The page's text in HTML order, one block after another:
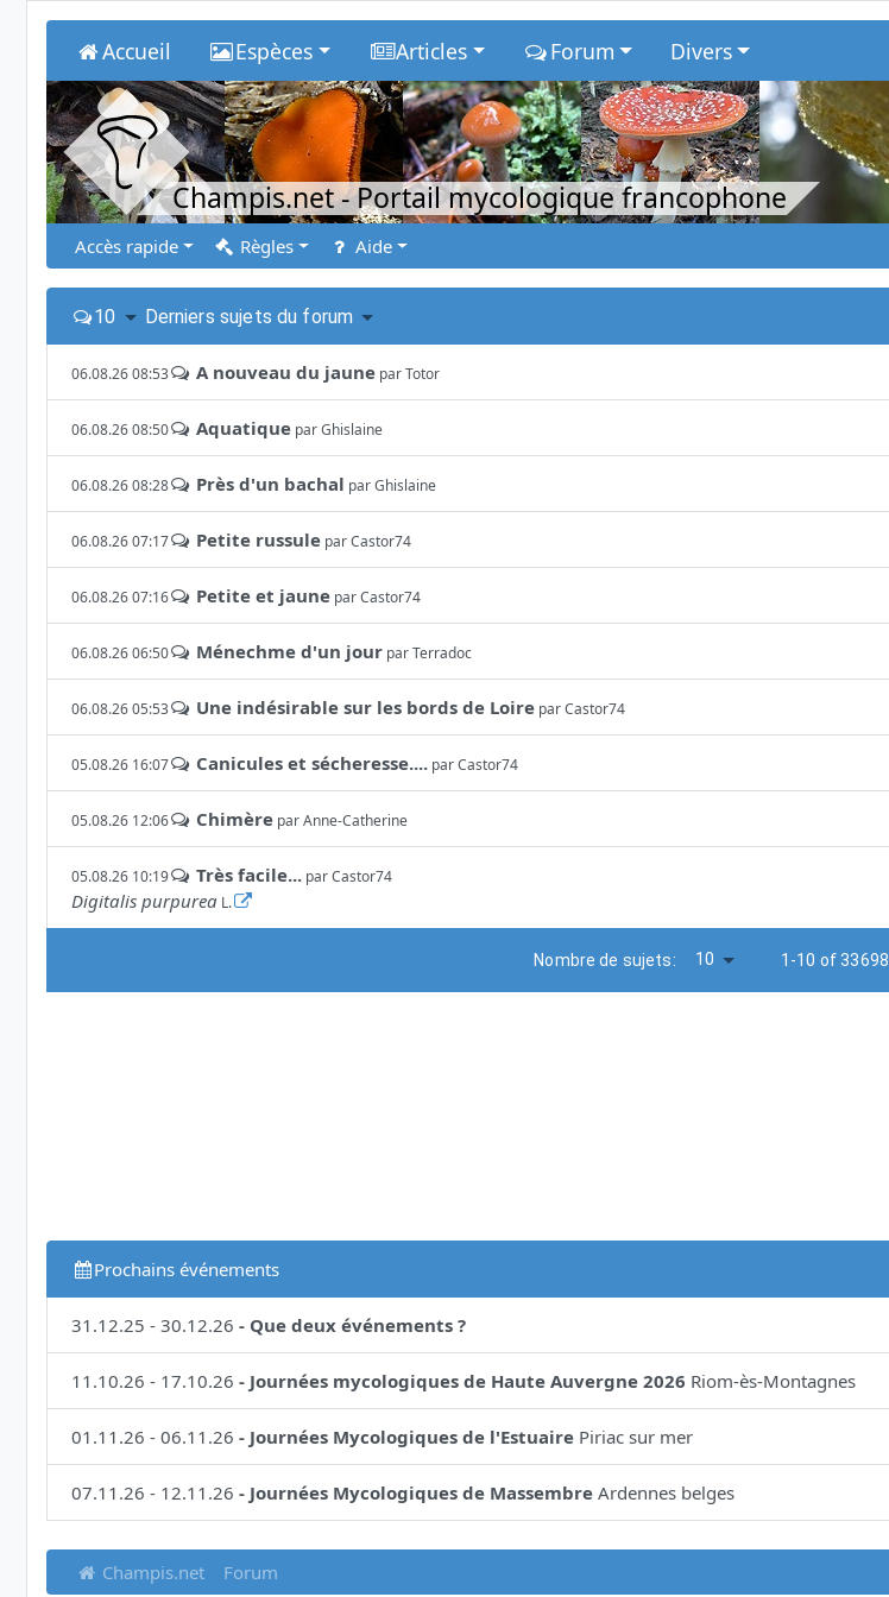
Accueil Espèces Articles Forum Divers
Champis.net- Portail mycologique francophone
Accès rapide Règles Aide
10 Derniers sujets du forum
06.08.26 08:53 A nouveau du jaune parTotor
06.08.26 08:50 Aquatique parGhislaine
06.08.26 08:28 Près d'un bachal parGhislaine
06.08.26 07:17 Petite russule parCastor74
06.08.26 07:16 Petite et jaune parCastor74
06.08.26 06:50 Ménechme d'un jour parTerradoc
06.08.26 05:53 Une indésirable sur les bords de Loire parCastor74
05.08.26 16:07 Canicules et sécheresse.... parCastor74
05.08.26 12:06 Chimère parAnne-Catherine
05.08.26 10:19 Très facile... parCastor74
Digitalis purpurea L.
Nombre de sujets: 10 1-10 of 33698
Prochains événements
31.12.25 - 30.12.26 - Que deux événements ?
11.10.26 - 17.10.26 - Journées mycologiques de Haute Auvergne 2026 Riom-ès-Montagnes
01.11.26 - 06.11.26 - Journées Mycologiques de l'Estuaire Piriac sur mer
07.11.26 - 12.11.26 - Journées Mycologiques de Massembre Ardennes belges
Champis.net Forum